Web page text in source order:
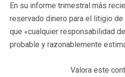
En su informe trimestral más
reservado dinero para el litigio de
que «cualquier responsabilidad
probable y razonablemente
Valora este